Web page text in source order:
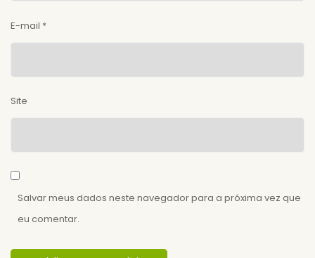
E-mail *
Site
Salvar meus dados neste navegador para a próxima vez que
eu comentar.